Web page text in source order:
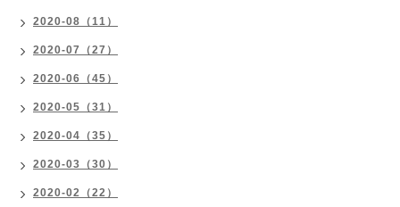
2020-08（11）
2020-07（27）
2020-06（45）
2020-05（31）
2020-04（35）
2020-03（30）
2020-02（22）